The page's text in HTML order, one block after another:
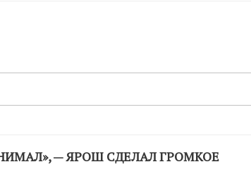
— ЯРОШ СДЕЛАЛ ГРОМКОЕ